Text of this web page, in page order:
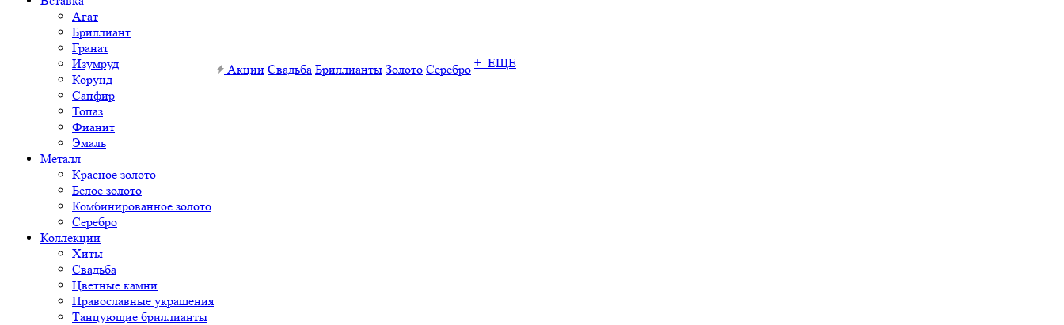
Агат
Бриллиант
Гранат
Изумруд
Корунд
Сапфир
Топаз
Фианит
Эмаль
Металл
Красное золото
Белое золото
Комбинированное золото
Серебро
Коллекции
Хиты
Свадьба
Цветные камни
Православные украшения
Танцующие бриллианты
Акции Свадьба Бриллианты Золото Серебро + ЕЩЕ